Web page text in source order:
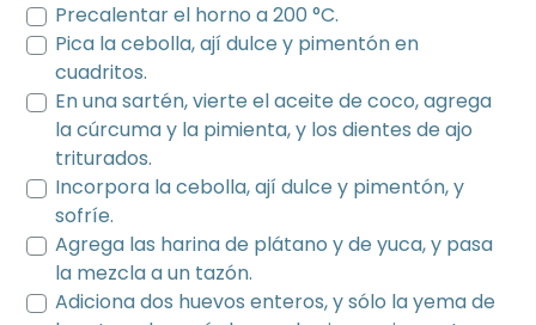
Precalentar el horno a 200 °C.
Pica la cebolla, ají dulce y pimentón en
cuadritos.
En una sartén, vierte el aceite de coco, agrega
la cúrcuma y la pimienta, y los dientes de ajo
triturados.
Incorpora la cebolla, ají dulce y pimentón, y
sofríe.
Agrega las harina de plátano y de yuca, y pasa
la mezcla a un tazón.
Adiciona dos huevos enteros, y sólo la yema de